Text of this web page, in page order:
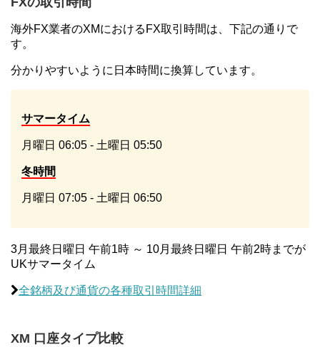
海外FX業者のXMにおけるFX取引時間は、下記の通りで
す。
分かりやすいように日本時間に換算しています。
サマータイム
月曜日 06:05 - 土曜日 05:50
冬時間
月曜日 07:05 - 土曜日 06:50
3月最終日曜日 午前1時 ～ 10月最終日曜日 午前2時までが
UKサマータイム
全銘柄及び通貨の各種取引時間詳細
XM 口座タイプ比較